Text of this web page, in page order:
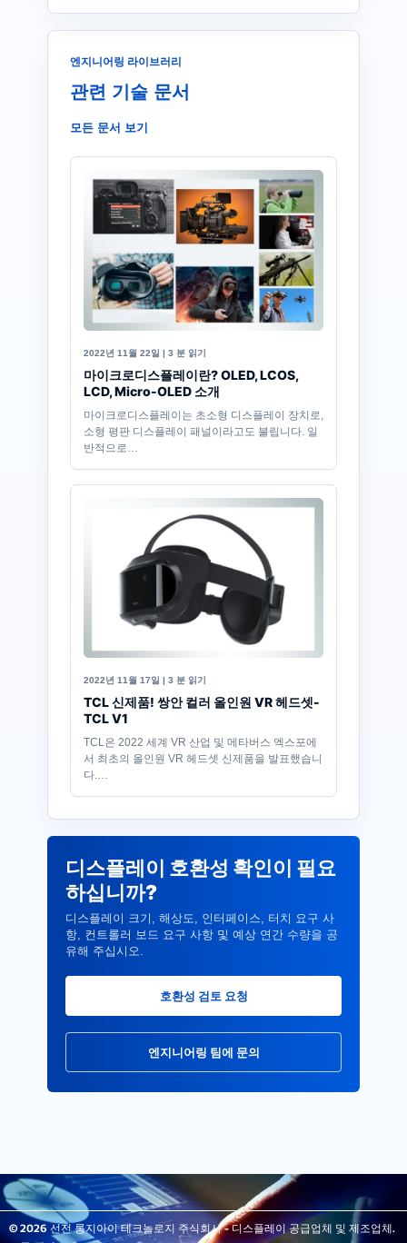
엔지니어링 라이브러리
관련 기술 문서
모든 문서 보기
2022년 11월 22일 | 3 분 읽기
마이크로디스플레이란? OLED, LCOS,
LCD, Micro-OLED 소개
마이크로디스플레이는 초소형 디스플레이 장치로,
소형 평판 디스플레이 패널이라고도 불립니다. 일
반적으로…
2022년 11월 17일 | 3 분 읽기
TCL 신제품! 쌍안 컬러 올인원 VR 헤드셋-
TCL V1
TCL은 2022 세계 VR 산업 및 메타버스 엑스포에
서 최초의 올인원 VR 헤드셋 신제품을 발표했습니
다.…
디스플레이 호환성 확인이 필요
하십니까?
디스플레이 크기, 해상도, 인터페이스, 터치 요구 사
항, 컨트롤러 보드 요구 사항 및 예상 연간 수량을 공
유해 주십시오.
호환성 검토 요청
엔지니어링 팀에 문의
© 2026 선전 롱지아이 테크놀로지 주식회사 - 디스플레이 공급업체 및 제조업체.